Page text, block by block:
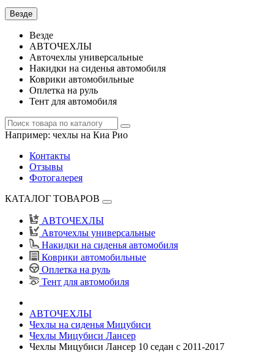
Везде
Везде
АВТОЧЕХЛЫ
Авточехлы универсальные
Накидки на сиденья автомобиля
Коврики автомобильные
Оплетка на руль
Тент для автомобиля
Например: чехлы на Киа Рио
Контакты
Отзывы
Фотогалерея
КАТАЛОГ ТОВАРОВ
АВТОЧЕХЛЫ
Авточехлы универсальные
Накидки на сиденья автомобиля
Коврики автомобильные
Оплетка на руль
Тент для автомобиля
АВТОЧЕХЛЫ
Чехлы на сиденья Мицубиси
Чехлы Мицубиси Лансер
Чехлы Мицубиси Лансер 10 седан с 2011-2017